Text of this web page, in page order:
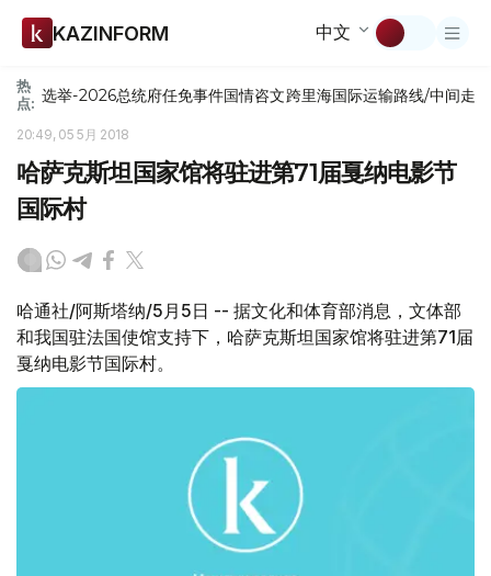
KAZINFORM 中文
热
点: 选举-2026总统府任免事件国情咨文跨里海国际运输路线/中间走廊
20:49, 05 5月 2018
哈萨克斯坦国家馆将驻进第71届戛纳电影节
国际村
哈通社/阿斯塔纳/5月5日 -- 据文化和体育部消息，文体部
和我国驻法国使馆支持下，哈萨克斯坦国家馆将驻进第71届
戛纳电影节国际村。